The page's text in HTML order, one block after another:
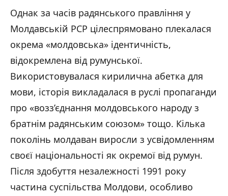
Однак за часів радянського правління у
Молдавській РСР цілеспрямовано плекалася
окрема «молдовська» ідентичність,
відокремлена від румунської.
Використовувалася кирилична абетка для
мови, історія викладалася в руслі пропаганди
про «возз’єднання молдовського народу з
братнім радянським союзом» тощо. Кілька
поколінь молдаван виросли з усвідомленням
своєї національності як окремої від румун.
Після здобуття незалежності 1991 року
частина суспільства Молдови, особливо